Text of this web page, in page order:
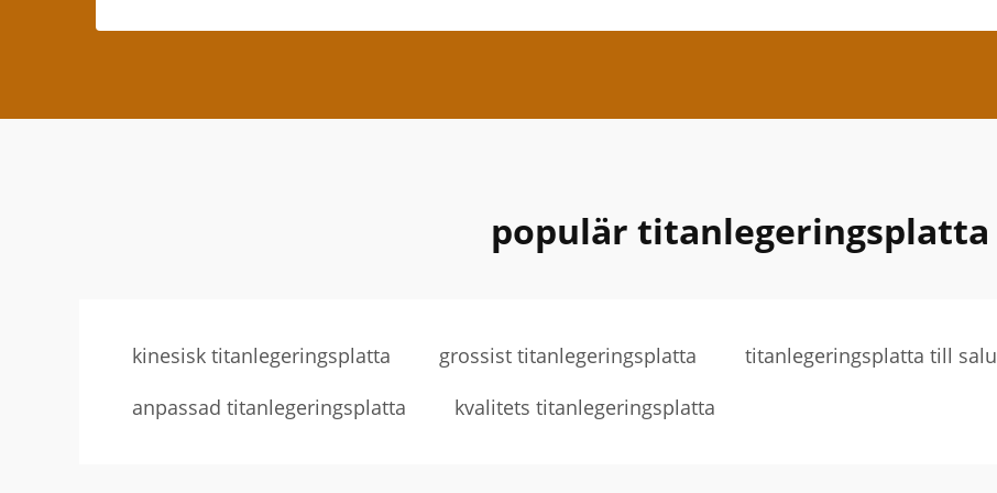
populär titanlegeringsplatta
kinesisk titanlegeringsplatta grossist titanlegeringsplatta titanlegeringsplatta till salu
anpassad titanlegeringsplatta
kvalitets titanlegeringsplatta